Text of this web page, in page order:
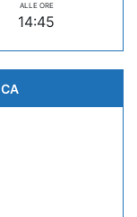
ALLE ORE
14:45